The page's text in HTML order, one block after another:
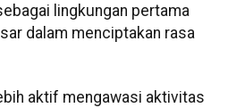
lingkungan pertama
dalam menciptakan rasa
aktif mengawasi aktivitas